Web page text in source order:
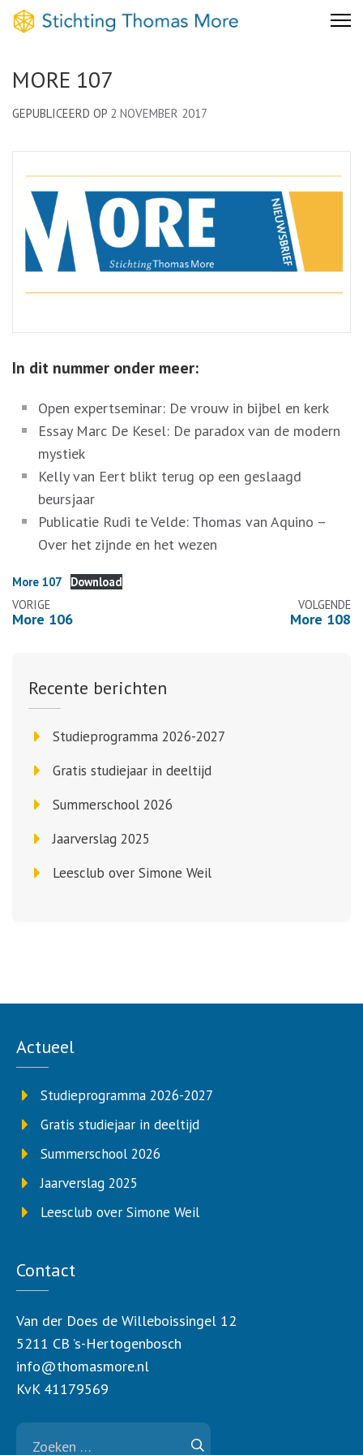
Skip
(Press
Stichting Thomas More
MORE 107
GEPUBLICEERD OP 2 NOVEMBER 2017
In dit nummer onder meer:
Open expertseminar: De vrouw in bijbel en kerk
Essay Marc De Kesel: De paradox van de modern
mystiek
Kelly van Eert blikt terug op een geslaagd
beursjaar
Publicatie Rudi te Velde: Thomas van Aquino –
Over het zijnde en het wezen
More 107 Download
Berichtennavigatie
VORIGE
More 106
VOLGENDE
More 108
Recente berichten
Studieprogramma 2026-2027
Gratis studiejaar in deeltijd
Summerschool 2026
Jaarverslag 2025
Leesclub over Simone Weil
Actueel
Studieprogramma 2026-2027
Gratis studiejaar in deeltijd
Summerschool 2026
Jaarverslag 2025
Leesclub over Simone Weil
Contact
Van der Does de Willeboissingel 12
5211 CB ’s-Hertogenbosch
info@thomasmore.nl
KvK 41179569
Zoeken